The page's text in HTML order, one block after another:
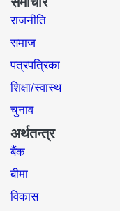
राजनीति
समाज​
पत्रपत्रिका
शिक्षा/स्वास्थ
चुनाव
अर्थतन्त्र
बैंक
बीमा
विकास